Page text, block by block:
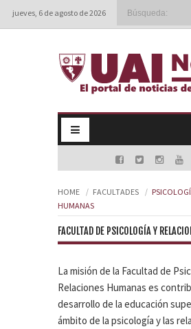
jueves, 6 de agosto de 2026
HOME FACULTADES
HUMANAS
FACULTAD DE PSICOLOGÍA Y
La misión de la Facultad de
Relaciones Humanas es
desarrollo de la educación
ámbito de la psicología y las